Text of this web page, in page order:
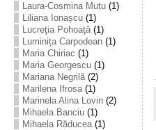
Laura-Cosmina Mutu(1)
Liliana Ionașcu(1)
Lucreţia Pohoaţă(1)
Luminița Carpodean(1)
Maria Chiriac (1)
Maria Georgescu(1)
Mariana Negrilă(2)
Marilena Ifrosa(1)
Marinela Alina Lovin(2)
Mihaela Banciu(1)
Mihaela Răducea(1)